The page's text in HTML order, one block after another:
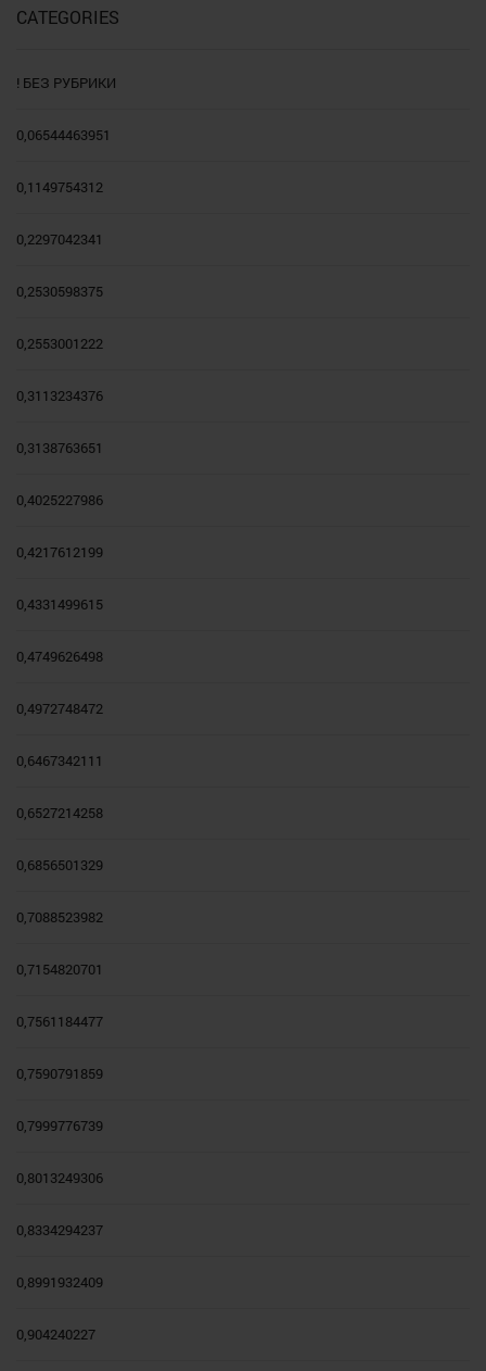
CATEGORIES
! БЕЗ РУБРИКИ
0,06544463951
0,1149754312
0,2297042341
0,2530598375
0,2553001222
0,3113234376
0,3138763651
0,4025227986
0,4217612199
0,4331499615
0,4749626498
0,4972748472
0,6467342111
0,6527214258
0,6856501329
0,7088523982
0,7154820701
0,7561184477
0,7590791859
0,7999776739
0,8013249306
0,8334294237
0,8991932409
0,904240227